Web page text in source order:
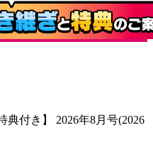
典付き】 2026年8月号(2026